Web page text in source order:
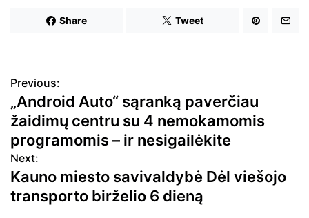
Share Tweet
N
a
v
i
g
a
c
i
Previous:
„Android Auto“ sąranką paverčiau
žaidimų centru su 4 nemokamomis
programomis – ir nesigailėkite
Next:
Kauno miesto savivaldybė Dėl viešojo
transporto birželio 6 dieną